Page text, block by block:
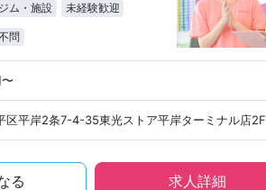
ム・施設 未経験歓迎
問
区平岸2条7-4-35東光ストア平岸ターミナル店2F
る 求人詳細